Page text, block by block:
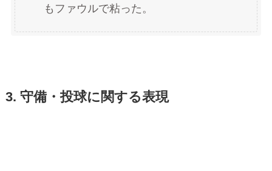
もファウルで粘った。
3. 守備・投球に関する表現